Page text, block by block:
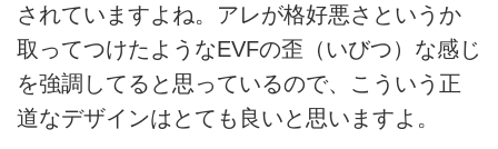
されていますよね。アレが格好悪さというか
取ってつけたようなEVFの歪（いびつ）な感じ
を強調してると思っているので、こういう正
道なデザインはとても良いと思いますよ。